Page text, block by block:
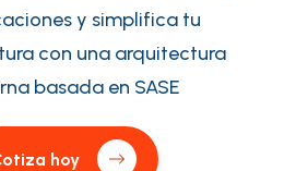
y simplifica tu
con una arquitectura
basada en SASE
hoy